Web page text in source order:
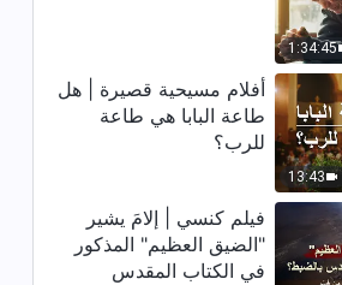
فيديو شهادة مسيحية | الآن أفهم
العلاقة بين الكتاب المقدَّس والله
(دبلجة عربية)
1:34:45
13:43
أفلام مسيحية قصيرة | هل
طاعة البابا هي طاعة
للرب؟
فيلم كنسي | إلامَ يشير
"الضيق العظيم" المذكور
في الكتاب المقدس